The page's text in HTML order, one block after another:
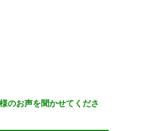
のお声を聞かせてくださ